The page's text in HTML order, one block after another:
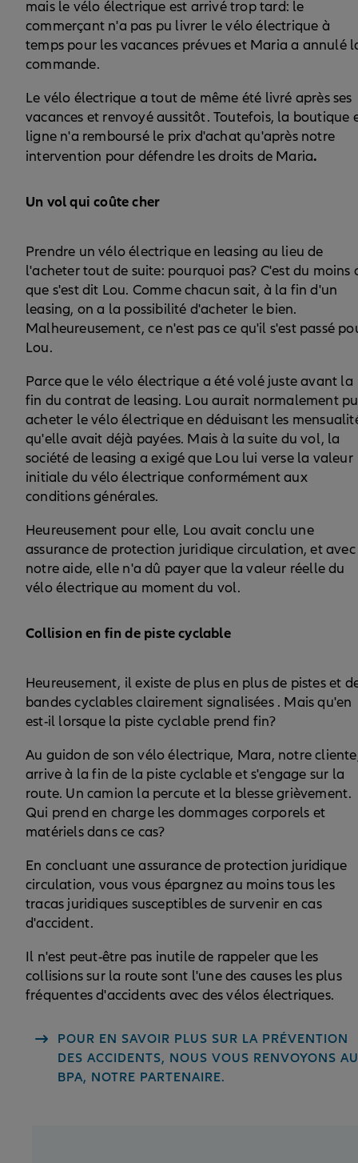
mais le vélo électrique est arrivé trop tard: le
commerçant n'a pas pu livrer le vélo électrique à
temps pour les vacances prévues et Maria a annulé
commande.
Le vélo électrique a tout de même été livré après ses
vacances et renvoyé aussitôt. Toutefois, la boutique
ligne n'a remboursé le prix d'achat qu'après notre
intervention pour défendre les droits de Maria.
Un vol qui coûte cher
Prendre un vélo électrique en leasing au lieu de
l'acheter tout de suite: pourquoi pas? C'est du moins
que s'est dit Lou. Comme chacun sait, à la fin d'un
leasing, on a la possibilité d'acheter le bien.
Malheureusement, ce n'est pas ce qu'il s'est passé
Lou.
Parce que le vélo électrique a été volé juste avant la
fin du contrat de leasing. Lou aurait normalement pu
acheter le vélo électrique en déduisant les
qu'elle avait déjà payées. Mais à la suite du vol, la
société de leasing a exigé que Lou lui verse la valeur
initiale du vélo électrique conformément aux
conditions générales.
Heureusement pour elle, Lou avait conclu une
assurance de protection juridique circulation, et
notre aide, elle n'a dû payer que la valeur réelle du
vélo électrique au moment du vol.
Collision en fin de piste cyclable
Heureusement, il existe de plus en plus de pistes et
bandes cyclables clairement signalisées . Mais qu'en
est-il lorsque la piste cyclable prend fin?
Au guidon de son vélo électrique, Mara, notre
arrive à la fin de la piste cyclable et s'engage sur la
route. Un camion la percute et la blesse grièvement.
Qui prend en charge les dommages corporels et
matériels dans ce cas?
En concluant une assurance de protection juridique
circulation, vous vous épargnez au moins tous les
tracas juridiques susceptibles de survenir en cas
d'accident.
Il n'est peut-être pas inutile de rappeler que les
collisions sur la route sont l'une des causes les plus
fréquentes d'accidents avec des vélos électriques.
POUR EN SAVOIR PLUS SUR LA PRÉVENTION
DES ACCIDENTS, NOUS VOUS RENVOYONS AU
BPA, NOTRE PARTENAIRE.